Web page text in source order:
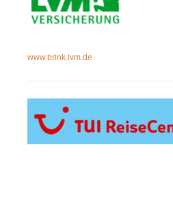
www.brink.lvm.de